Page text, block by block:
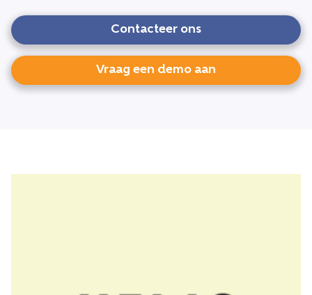
Contacteer ons
Vraag een demo aan